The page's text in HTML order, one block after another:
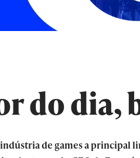
do dia,
de games a principal